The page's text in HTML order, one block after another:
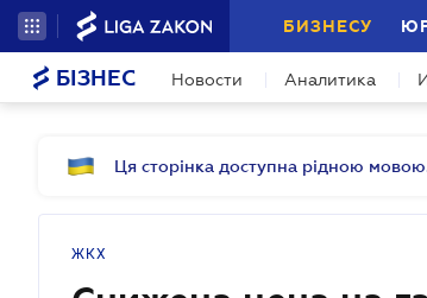
БИЗНЕСУ
БІЗНЕС Новости Аналитика
Ця сторінка доступна рідною
ЖКХ